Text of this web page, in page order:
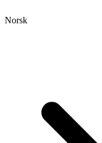
Norsk